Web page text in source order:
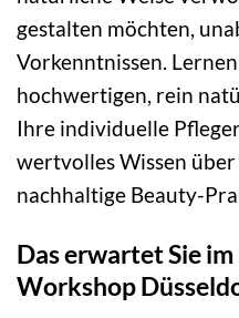
gestalten möchten,
Vorkenntnissen.
hochwertigen, rein
Ihre individuelle
wertvolles Wissen
nachhaltige Beauty-
Das erwartet Sie
Workshop